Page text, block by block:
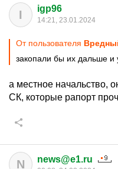
I igp96
14:21, 23.01.2024
От пользователя
закопали бы их дальше и
а местное начальство,
СК, которые рапорт
N news@e1.ru